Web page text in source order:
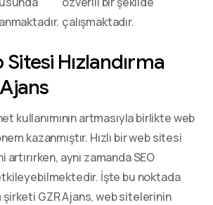
çalışmaktadır.
Hızlandırma
kullanımının artmasıyla birlikte web
kazanmıştır. Hızlı bir web sitesi
artırırken, aynı zamanda SEO
İşte bu noktada
şirketi GZR Ajans, web sitelerinin